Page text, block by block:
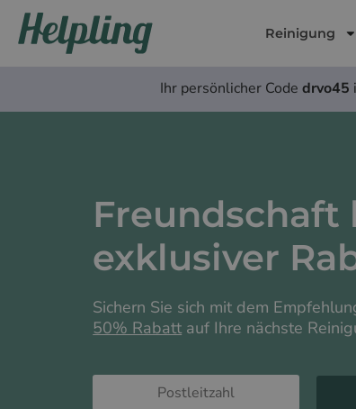
springen
Reinigung
Ihr persönlicher Code drvo45
Freundschaft
exklusiver
Sichern Sie sich mit dem
50% Rabattauf Ihre nächste